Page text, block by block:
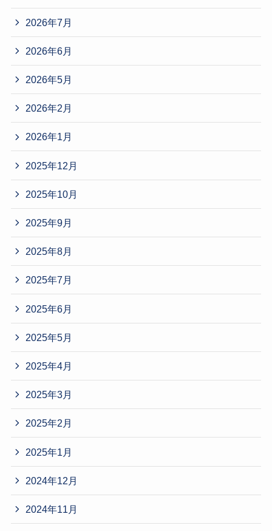
2026年7月
2026年6月
2026年5月
2026年2月
2026年1月
2025年12月
2025年10月
2025年9月
2025年8月
2025年7月
2025年6月
2025年5月
2025年4月
2025年3月
2025年2月
2025年1月
2024年12月
2024年11月